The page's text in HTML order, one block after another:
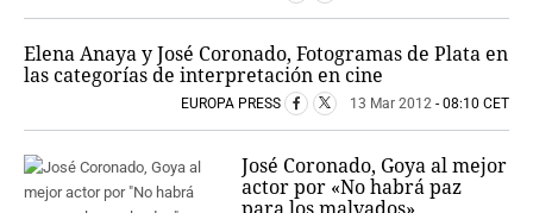
Elena Anaya y José Coronado, Fotogramas de Plata en
las categorías de interpretación en cine
EUROPA PRESS 13 Mar 2012 - 08:10 CET
José Coronado, Goya al mejor
actor por «No habrá paz